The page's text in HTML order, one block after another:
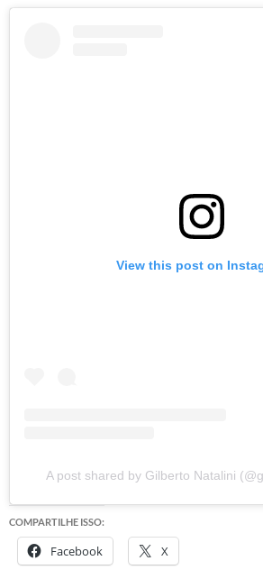
View this post on
A post shared by Gilberto Natalini
COMPARTILHE ISSO:
Facebook X